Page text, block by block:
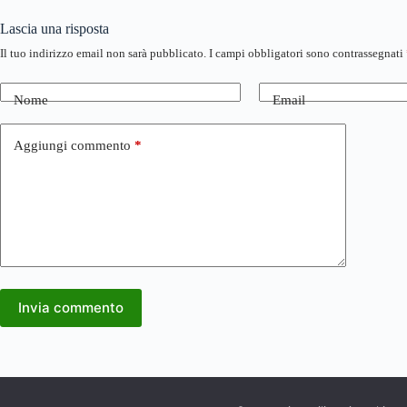
Lascia una risposta
Il tuo indirizzo email non sarà pubblicato. I campi obbligatori sono contrassegnati
Nome Email
Aggiungi commento *
Invia commento